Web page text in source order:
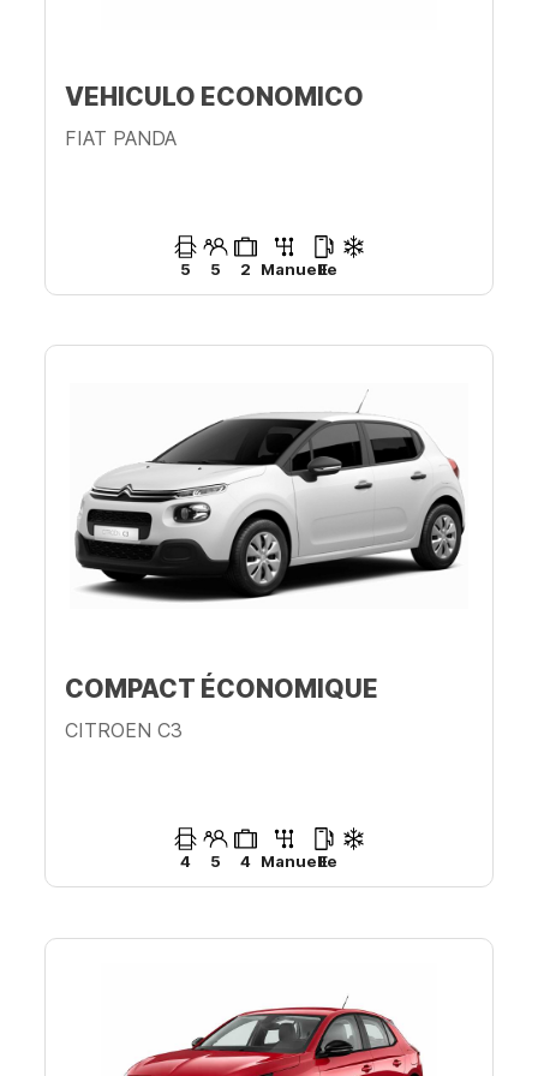
VEHICULO ECONOMICO
FIAT PANDA
5 5 2 Manuelle
E
COMPACT ÉCONOMIQUE
CITROEN C3
4 5 4 Manuelle
E